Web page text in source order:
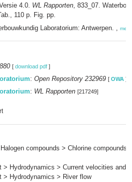
4.0. WL Rapporten, 833_07.
110 p. Fig. pp.
Laboratorium: Antwerpen. , meer
[ download pdf ]
: Open Repository 232969 [ OWA ]
: WL Rapporten [217249]
compounds > Chlorine compounds
> Hydrodynamics > Current velocities and
> Hydrodynamics > River flow